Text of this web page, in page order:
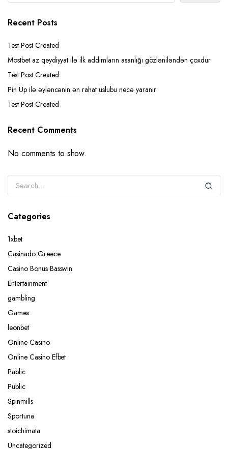
Recent Posts
Test Post Created
Mostbet az qeydiyyat ilə ilk addımların asanlığı gözləniləndən çoxdur
Test Post Created
Pin Up ilə əyləncənin ən rahat üslubu necə yaranır
Test Post Created
Recent Comments
No comments to show.
Categories
1xbet
Casinado Greece
Casino Bonus Basswin
Entertainment
gambling
Games
leonbet
Online Casino
Online Casino Efbet
Pablic
Public
Spinmills
Sportuna
stoichimata
Uncategorized